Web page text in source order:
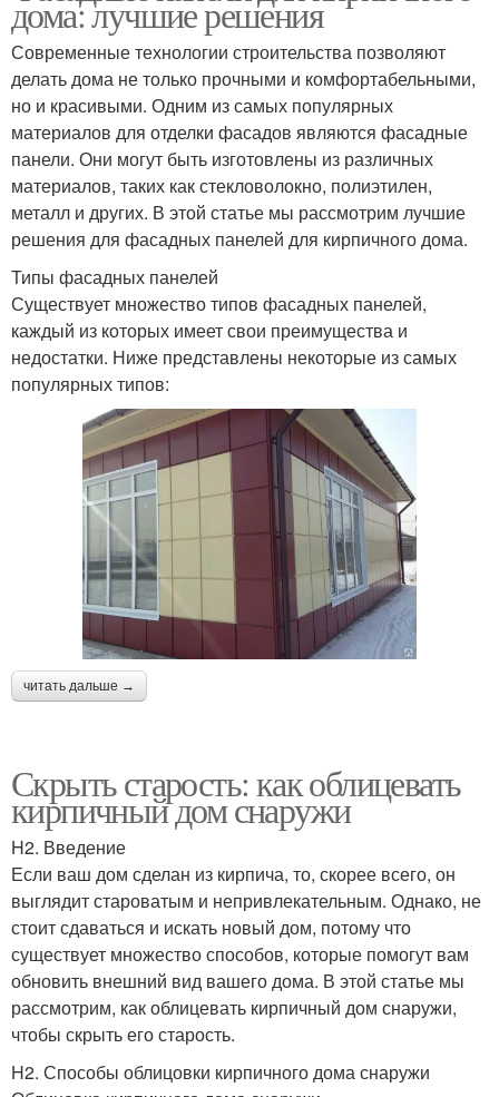
дома: лучшие решения
Современные технологии строительства позволяют
делать дома не только прочными и комфортабельными,
но и красивыми. Одним из самых популярных
материалов для отделки фасадов являются фасадные
панели. Они могут быть изготовлены из различных
материалов, таких как стекловолокно, полиэтилен,
металл и других. В этой статье мы рассмотрим лучшие
решения для фасадных панелей для кирпичного дома.
Типы фасадных панелей
Существует множество типов фасадных панелей,
каждый из которых имеет свои преимущества и
недостатки. Ниже представлены некоторые из самых
популярных типов:
читать дальше →
Скрыть старость: как облицевать
кирпичный дом снаружи
H2. Введение
Если ваш дом сделан из кирпича, то, скорее всего, он
выглядит староватым и непривлекательным. Однако, не
стоит сдаваться и искать новый дом, потому что
существует множество способов, которые помогут вам
обновить внешний вид вашего дома. В этой статье мы
рассмотрим, как облицевать кирпичный дом снаружи,
чтобы скрыть его старость.
H2. Способы облицовки кирпичного дома снаружи